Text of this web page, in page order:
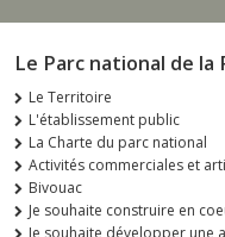
Le Parc national de la
Le Territoire
L'établissement public
La Charte du parc national
Activités commerciales et
Bivouac
Je souhaite construire en
Je souhaite développer une